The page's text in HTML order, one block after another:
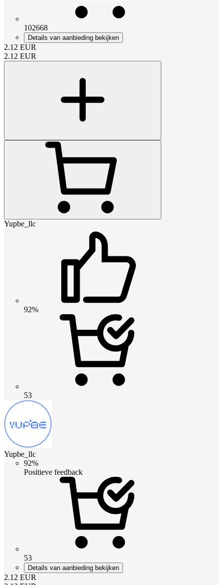
102668
Details van aanbieding bekijken
2.12 EUR
2.12 EUR
Yupbe_llc
92%
53
Yupbe_llc
92%
Positieve feedback
53
Details van aanbieding bekijken
2.12 EUR